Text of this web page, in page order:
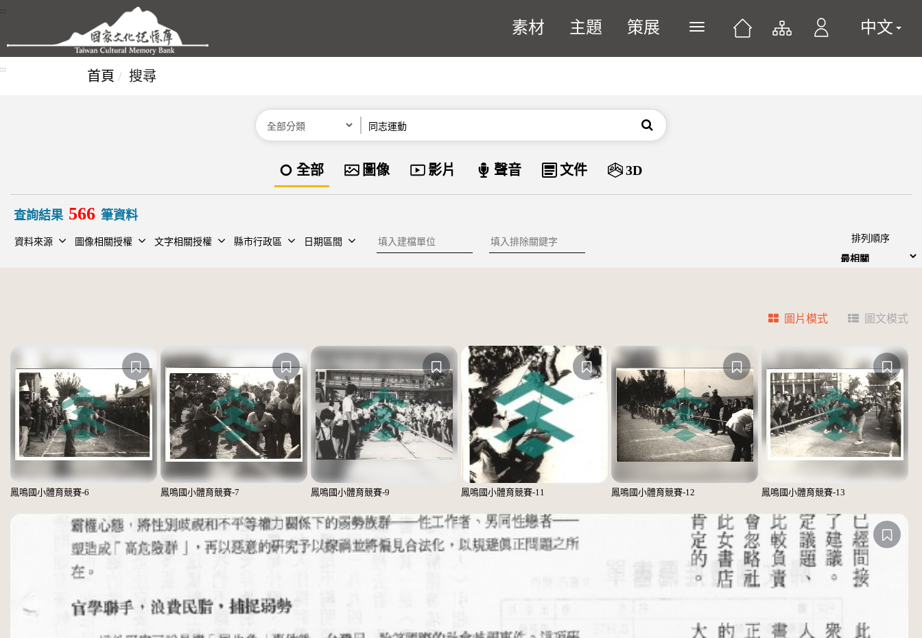
跳到主要內容區塊
:::
素材 主題 策展 展開或關閉主選單 中文
::: 首頁 搜尋
分類 搜尋
資料類型
全部 圖像 影片 聲音 文件 3D
查詢結果 566 筆資料
資料來源 圖像相關授權 文字相關授權 縣市行政區 日期區間 建檔單位 排除關鍵字 排列順序
圖片模式 圖文模式
鳳鳴國小體育競賽-6 鳳鳴國小體育競賽-7 鳳鳴國小體育競賽-9 鳳鳴國小體育競賽-11 鳳鳴國小體育競賽-12 鳳鳴國小體育競賽-13